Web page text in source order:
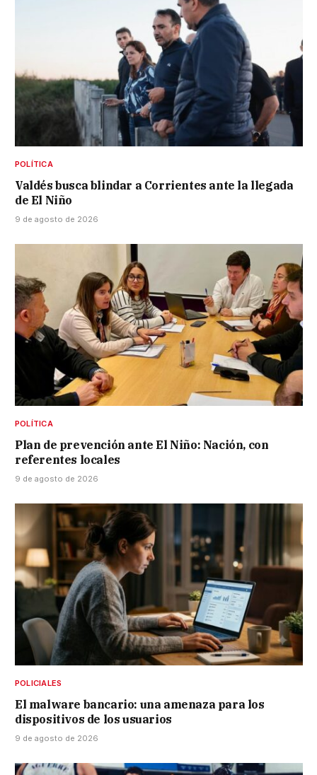
POLÍTICA
Valdés busca blindar a Corrientes ante la llegada
de El Niño
9 de agosto de 2026
POLÍTICA
Plan de prevención ante El Niño: Nación, con
referentes locales
9 de agosto de 2026
POLICIALES
El malware bancario: una amenaza para los
dispositivos de los usuarios
9 de agosto de 2026